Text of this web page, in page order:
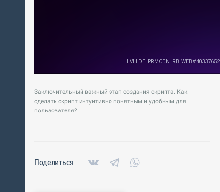
Заключительный важный этап создания скрипта. Как
сделать скрипт интуитивно понятным и удобным для
пользователя?
Поделиться